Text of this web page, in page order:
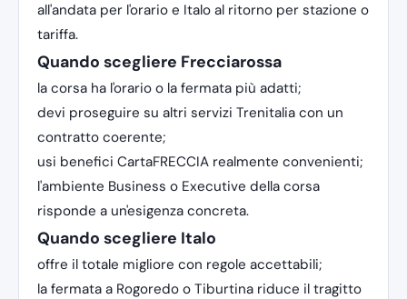
all'andata per l'orario e Italo al ritorno per stazione o
tariffa.
Quando scegliere Frecciarossa
la corsa ha l'orario o la fermata più adatti;
devi proseguire su altri servizi Trenitalia con un
contratto coerente;
usi benefici CartaFRECCIA realmente convenienti;
l'ambiente Business o Executive della corsa
risponde a un'esigenza concreta.
Quando scegliere Italo
offre il totale migliore con regole accettabili;
la fermata a Rogoredo o Tiburtina riduce il tragitto